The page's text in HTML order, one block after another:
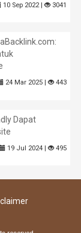
10 Sep 2022 | 3041
24 Mar 2025 | 443
Dapat
19 Jul 2024 | 495